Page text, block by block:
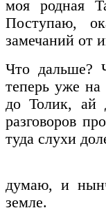
моя родная
Поступаю,
замечаний от
Что дальше?
теперь уже
до Толик, ай
разговоров
туда слухи
- Такие
думаю, и
земле.